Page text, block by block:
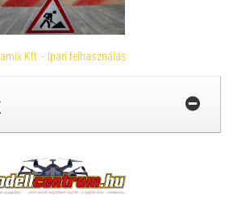
Kft. - Ipari felhasználás